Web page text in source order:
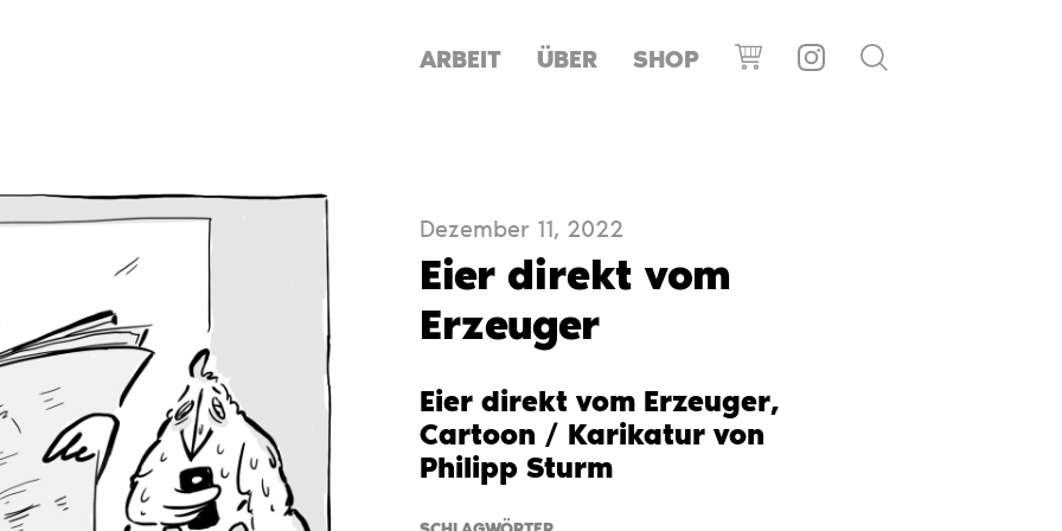
ARBEIT ÜBER SHOP
Dezember 11, 2022
Eier direkt vom
Erzeuger
Eier direkt vom Erzeuger,
Cartoon / Karikatur von
Philipp Sturm